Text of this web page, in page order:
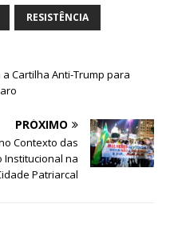
RESISTÊNCIA
Cartilha Anti-Trump para
PRÓXIMO
Contexto das
Institucional na
Patriarcal